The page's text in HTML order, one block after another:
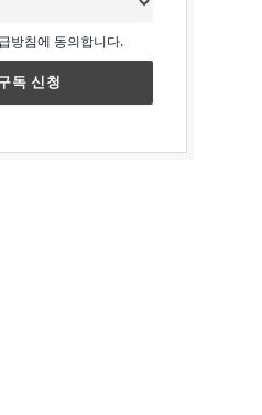
방침에 동의합니다.